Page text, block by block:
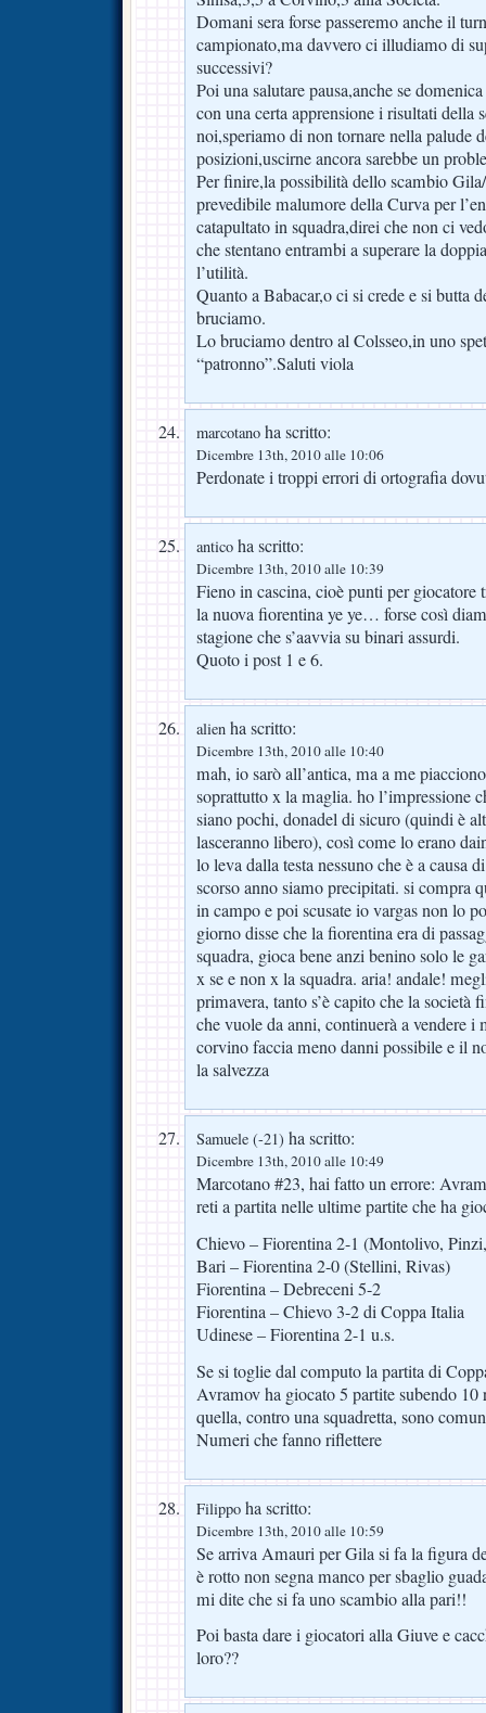
Domani sera forse passeremo anche il
campionato,ma davvero ci illudiamo di
successivi?
Poi una salutare pausa,anche se
con una certa apprensione i risultati della
noi,speriamo di non tornare nella palude
posizioni,uscirne ancora sarebbe un
Per finire,la possibilità dello scambio
prevedibile malumore della Curva per
catapultato in squadra,direi che non ci
che stentano entrambi a superare la
l’utilità.
Quanto a Babacar,o ci si crede e si butta
bruciamo.
Lo bruciamo dentro al Colsseo,in uno
“patronno”.Saluti viola
marcotano ha scritto:
Dicembre 13th, 2010 alle 10:06
Perdonate i troppi errori di ortografia
antico ha scritto:
Dicembre 13th, 2010 alle 10:39
Fieno in cascina, cioè punti per
la nuova fiorentina ye ye… forse così
stagione che s’aavvia su binari assurdi.
Quoto i post 1 e 6.
alien ha scritto:
Dicembre 13th, 2010 alle 10:40
mah, io sarò all’antica, ma a me
soprattutto x la maglia. ho l’impressione
siano pochi, donadel di sicuro (quindi è
lasceranno libero), così come lo erano
lo leva dalla testa nessuno che è a causa
scorso anno siamo precipitati. si compra
in campo e poi scusate io vargas non lo
giorno disse che la fiorentina era di
squadra, gioca bene anzi benino solo le
x se e non x la squadra. aria! andale!
primavera, tanto s’è capito che la società
che vuole da anni, continuerà a vendere i
corvino faccia meno danni possibile e il
la salvezza
Samuele (-21) ha scritto:
Dicembre 13th, 2010 alle 10:49
Marcotano #23, hai fatto un errore:
reti a partita nelle ultime partite che ha
Chievo – Fiorentina 2-1 (Montolivo,
Bari – Fiorentina 2-0 (Stellini, Rivas)
Fiorentina – Debreceni 5-2
Fiorentina – Chievo 3-2 di Coppa Italia
Udinese – Fiorentina 2-1 u.s.
Se si toglie dal computo la partita di
Avramov ha giocato 5 partite subendo 10
quella, contro una squadretta, sono
Numeri che fanno riflettere
Filippo ha scritto:
Dicembre 13th, 2010 alle 10:59
Se arriva Amauri per Gila si fa la figura
è rotto non segna manco per sbaglio
mi dite che si fa uno scambio alla pari!!
Poi basta dare i giocatori alla Giuve e
loro??